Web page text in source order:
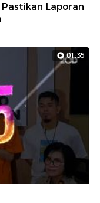
Laporan
01:35